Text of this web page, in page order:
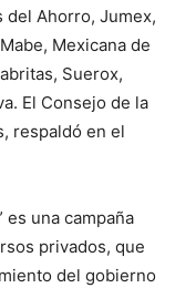
del Ahorro, Jumex,
Mexicana de
Suerox,
El Consejo de la
respaldó en el
es una campaña
privados, que
del gobierno